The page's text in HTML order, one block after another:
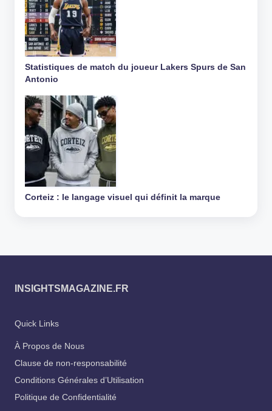
Statistiques de match du joueur Lakers Spurs de San
Antonio
Corteiz : le langage visuel qui définit la marque
INSIGHTSMAGAZINE.FR
Quick Links
À Propos de Nous
Clause de non-responsabilité
Conditions Générales d’Utilisation
Politique de Confidentialité